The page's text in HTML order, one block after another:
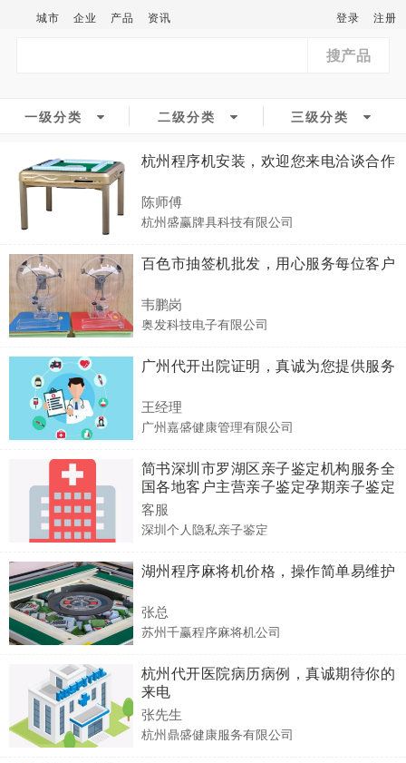
城市 企业 产品 资讯 登录 注册
搜产品
一级分类 二级分类 三级分类
杭州程序机安装，欢迎您来电洽谈合作
陈师傅
杭州盛赢牌具科技有限公司
百色市抽签机批发，用心服务每位客户
韦鹏岗
奥发科技电子有限公司
广州代开出院证明，真诚为您提供服务
王经理
广州嘉盛健康管理有限公司
简书深圳市罗湖区亲子鉴定机构服务全
国各地客户主营亲子鉴定孕期亲子鉴定
怀孕无创亲子鉴定正规检测实验室
客服
深圳个人隐私亲子鉴定
湖州程序麻将机价格，操作简单易维护
张总
苏州千赢程序麻将机公司
杭州代开医院病历病例，真诚期待你的
来电
张先生
杭州鼎盛健康服务有限公司